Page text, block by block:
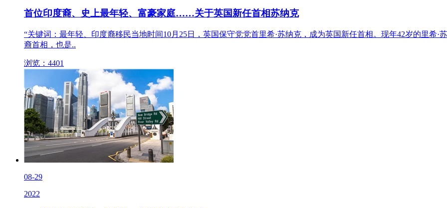
首位印度裔、史上最年轻、富豪家庭……关于英国新任首相苏纳克
“关键词：最年轻、印度裔移民当地时间10月25日，英国保守党党首里希·苏纳克，成为英国新任首相。现年42岁的里希
裔首相，也是..
浏览：4401
08-29
2022